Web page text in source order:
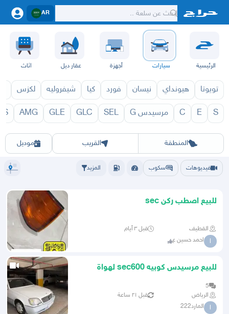
AR
الرئيسية سيارات أجهزة عقار ديل اثاث
تويوتا هيونداي نيسان فورد كيا شيفروليه لكزس
S
E
C مرسيدس G SEL
GLC
GLE
AMG
المنطقة
الرياض الشرقيه المدينة الطايف القصيمحائل أبها الباحة
القريب موديل
1971 SEC 1970
فيديوهات سكوب المزيد
للبيع اصطب ركن sec
القطيف قبل ٣ أيام
ا احمد حسين ع
للبيع مرسيدس كوبيه sec600 لهواة
5
الرياض
قبل ٢١ ساعة
ا المارد222